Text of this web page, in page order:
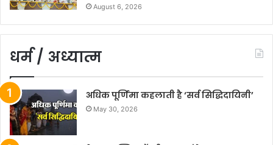
August 6, 2026
धर्म / अध्यात्म
अधिक पूर्णिमा कहलाती है ‘सर्व सिद्धिदायिनी’
May 30, 2026